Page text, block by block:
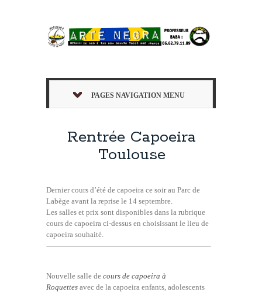
PAGES NAVIGATION MENU
Rentrée Capoeira
Toulouse
Dernier cours d’été de capoeira ce soir au Parc de
Labège avant la reprise le 14 septembre.
Les salles et prix sont disponibles dans la rubrique
cours de capoeira ci-dessus en choisissant le lieu de
capoeira souhaité.
Nouvelle salle de cours de capoeira à
Roquettes avec de la capoeira enfants, adolescents